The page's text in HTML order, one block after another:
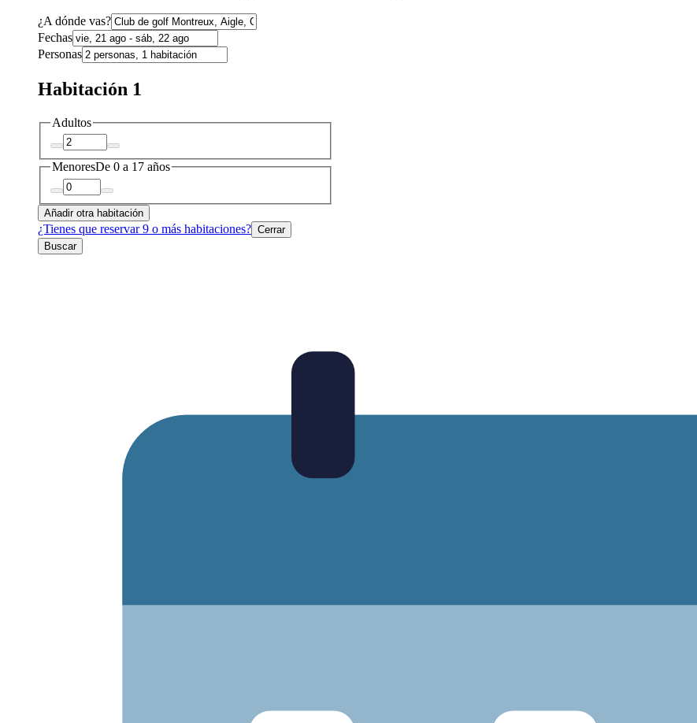
¿A dónde vas?
Fechas
Personas
Habitación 1
Adultos
MenoresDe 0 a 17 años
Añadir otra habitación
¿Tienes que reservar 9 o más habitaciones? Cerrar
Buscar